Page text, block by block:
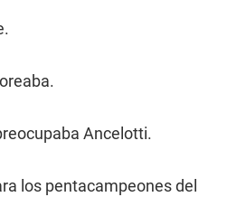
Ancelotti.
los pentacampeones del